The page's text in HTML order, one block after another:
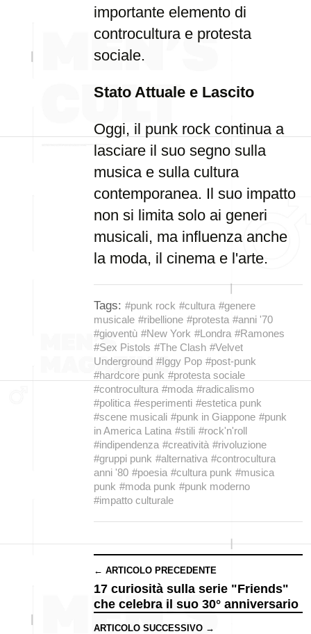
importante elemento di
controcultura e protesta
sociale.
Stato Attuale e Lascito
Oggi, il punk rock continua a
lasciare il suo segno sulla
musica e sulla cultura
contemporanea. Il suo impatto
non si limita solo ai generi
musicali, ma influenza anche
la moda, il cinema e l'arte.
Tags: #punk rock #cultura #genere
musicale #ribellione #protesta #anni '70
#gioventù #New York #Londra #Ramones
#Sex Pistols #The Clash #Velvet
Underground #Iggy Pop #post-punk
#hardcore punk #protesta sociale
#controcultura #moda #radicalismo
#politica #esperimenti #estetica punk
#scene musicali #punk in Giappone #punk
in America Latina #stili #rock'n'roll
#indipendenza #creatività #rivoluzione
#gruppi punk #alternativa #controcultura
anni '80 #poesia #cultura punk #musica
punk #moda punk #punk moderno
#impatto culturale
← ARTICOLO PRECEDENTE
17 curiosità sulla serie "Friends"
che celebra il suo 30° anniversario
ARTICOLO SUCCESSIVO →